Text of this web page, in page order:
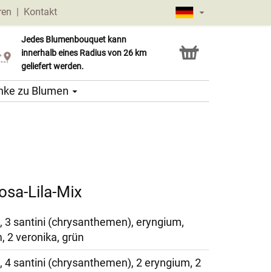
| Kontakt
Jedes Blumenbouquet kann
innerhalb eines Radius von 26 km
geliefert werden.
Click & Collect Service
zu Blumen
Lila-Mix
3 santini (chrysanthemen), eryngium,
2 veronika, grün
4 santini (chrysanthemen), 2 eryngium, 2